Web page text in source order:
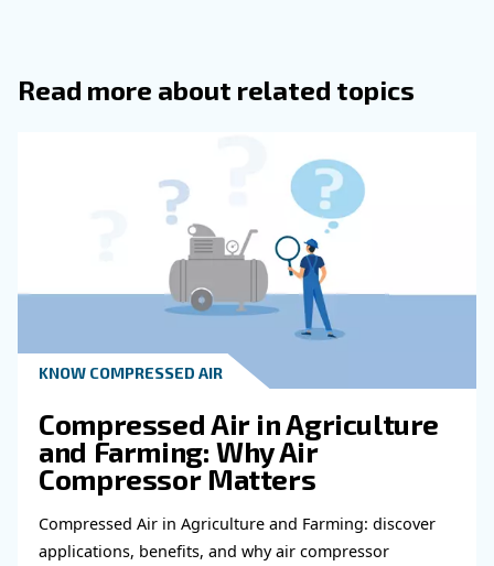
Επικοινωνήστε με τους
Χρειάζεστε περισσότερες πληροφορίες για τα
μας; Συμπληρώστε αυτή τη φόρμα με όσο το
περισσότερες λεπτομέρειες και οι ειδικοί μας θα
επικοινωνήσουν μαζί σας το συντομότερο